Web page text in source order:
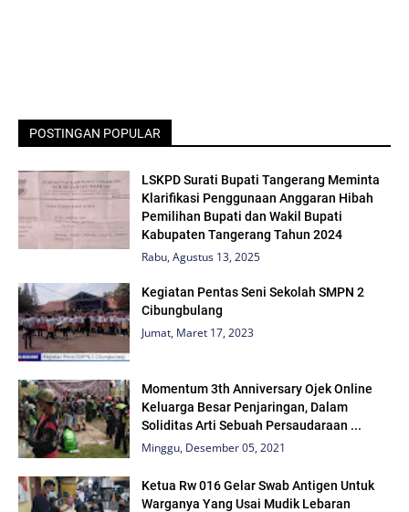
POSTINGAN POPULAR
LSKPD Surati Bupati Tangerang Meminta
Klarifikasi Penggunaan Anggaran Hibah
Pemilihan Bupati dan Wakil Bupati
Kabupaten Tangerang Tahun 2024
Rabu, Agustus 13, 2025
Kegiatan Pentas Seni Sekolah SMPN 2
Cibungbulang
Jumat, Maret 17, 2023
Momentum 3th Anniversary Ojek Online
Keluarga Besar Penjaringan, Dalam
Soliditas Arti Sebuah Persaudaraan ...
Minggu, Desember 05, 2021
Ketua Rw 016 Gelar Swab Antigen Untuk
Warganya Yang Usai Mudik Lebaran